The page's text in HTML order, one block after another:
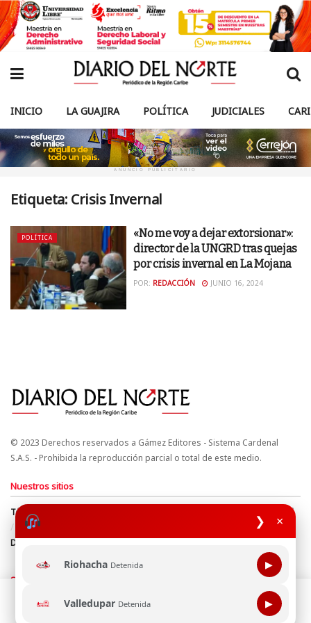
❯ ×
Riohacha Detenida ▶
Valledupar Detenida ▶
INICIO LA GUAJIRA POLÍTICA JUDICIALES
ANUNCIO PUBLICITARIO
Etiqueta: Crisis Invernal
POLÍTICA
«No me voy a dejar extorsionar»:
director de la UNGRD tras quejas
por crisis invernal en La Mojana
POR: REDACCIÓN JUNIO 16, 2024
© 2023 Derechos reservados a Gámez Editores - Sistema Cardenal
S.A.S. - Prohibida la reproducción parcial o total de este medio.
Nuestros sitios
Términos y Condiciones
Derechos de Autor y Propiedad Intelectual
Política de uso de cookies
Política de Tratamiento de Datos
Directrices Editoriales
Síguenos
Esta página web usa cookie para mejorar tu experiencia de
navegación, al continuar aceptas nuestra política de uso de